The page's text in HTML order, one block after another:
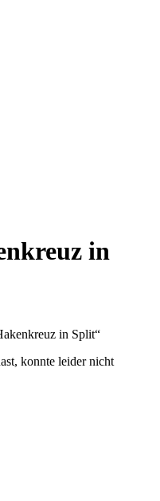
in
in Split“
konnte leider nicht